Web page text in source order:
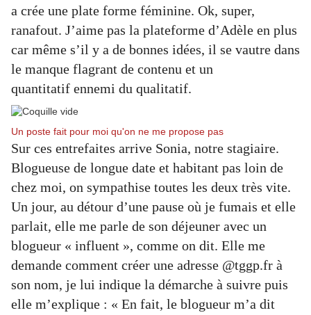
a crée une plate forme féminine. Ok, super,
ranafout. J’aime pas la plateforme d’Adèle en plus
car même s’il y a de bonnes idées, il se vautre dans
le manque flagrant de contenu et un
quantitatif ennemi du qualitatif.
Un poste fait pour moi qu'on ne me propose pas
Sur ces entrefaites arrive Sonia, notre stagiaire.
Blogueuse de longue date et habitant pas loin de
chez moi, on sympathise toutes les deux très vite.
Un jour, au détour d’une pause où je fumais et elle
parlait, elle me parle de son déjeuner avec un
blogueur « influent », comme on dit. Elle me
demande comment créer une adresse @tggp.fr à
son nom, je lui indique la démarche à suivre puis
elle m’explique : « En fait, le blogueur m’a dit